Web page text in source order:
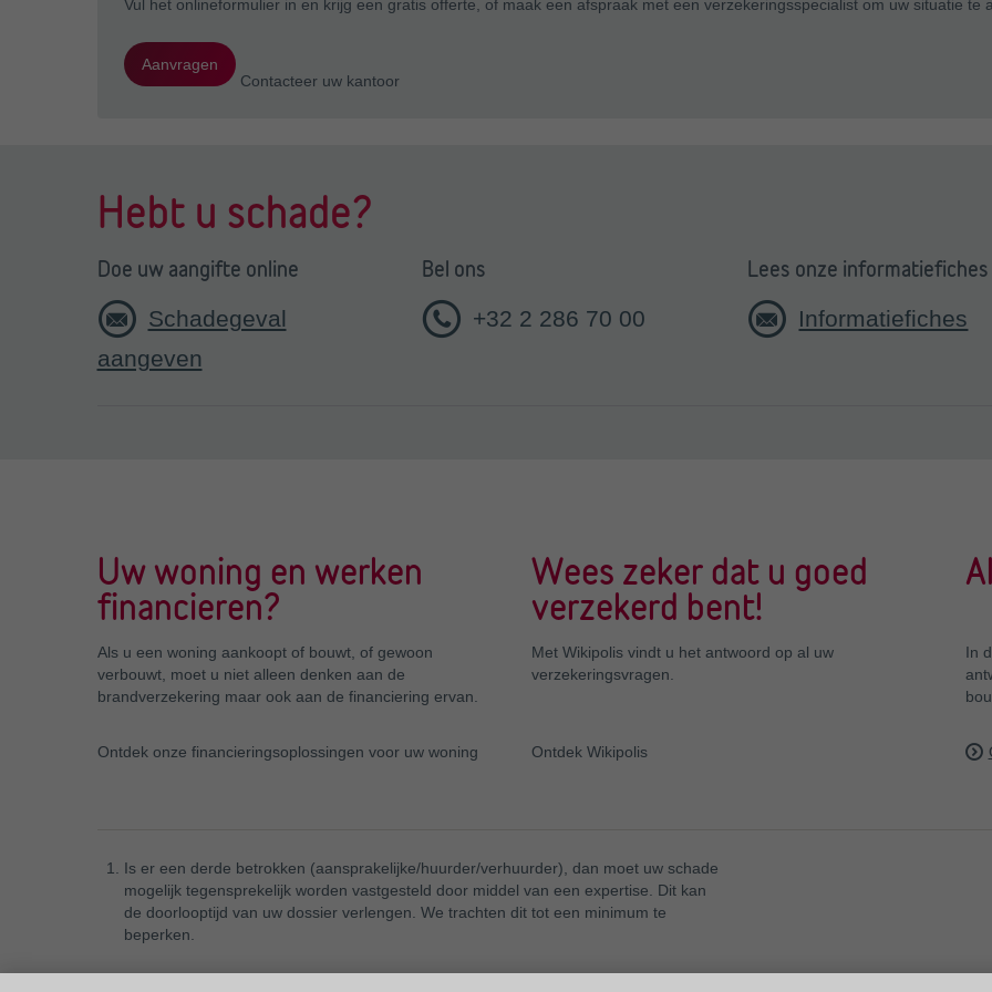
Vul het onlineformulier in en krijg een gratis offerte, of maak een afspraak met een verzekeringsspecialist om uw situatie te
Aanvragen
Contacteer uw kantoor
Hebt u schade?
Doe uw aangifte online
Schadegeval
aangeven
Bel ons
+32 2 286 70 00
Lees onze informatiefiches
Informatiefiches
Uw woning en werken
financieren?
Als u een woning aankoopt of bouwt, of gewoon
verbouwt, moet u niet alleen denken aan de
brandverzekering maar ook aan de financiering ervan.
Ontdek onze financieringsoplossingen voor uw woning
Wees zeker dat u goed
verzekerd bent!
Met Wikipolis vindt u het antwoord op al uw
verzekeringsvragen.
Ontdek Wikipolis
In
Is er een derde betrokken (aansprakelijke/huurder/verhuurder), dan moet uw schade
mogelijk tegensprekelijk worden vastgesteld door middel van een expertise. Dit kan
de doorlooptijd van uw dossier verlengen. We trachten dit tot een minimum te
beperken.